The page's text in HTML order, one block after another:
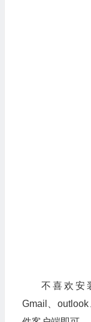
不喜欢安
Gmail、